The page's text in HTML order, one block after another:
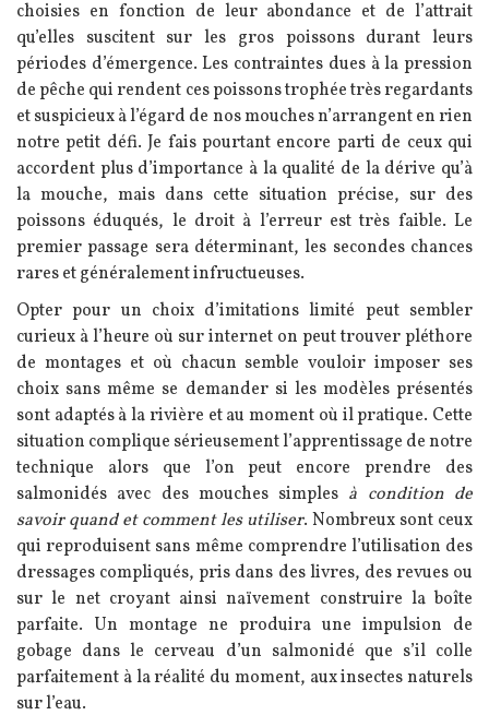
choisies en fonction de leur abondance et de l’attrait
qu’elles suscitent sur les gros poissons durant leurs
périodes d’émergence. Les contraintes dues à la pression
de pêche qui rendent ces poissons trophée très regardants
et suspicieux à l’égard de nos mouches n’arrangent en rien
notre petit défi. Je fais pourtant encore parti de ceux qui
accordent plus d’importance à la qualité de la dérive qu’à
la mouche, mais dans cette situation précise, sur des
poissons éduqués, le droit à l’erreur est très faible. Le
premier passage sera déterminant, les secondes chances
rares et généralement infructueuses.
Opter pour un choix d’imitations limité peut sembler
curieux à l’heure où sur internet on peut trouver pléthore
de montages et où chacun semble vouloir imposer ses
choix sans même se demander si les modèles présentés
sont adaptés à la rivière et au moment où il pratique. Cette
situation complique sérieusement l’apprentissage de notre
technique alors que l’on peut encore prendre des
salmonidés avec des mouches simples à condition de
savoir quand et comment les utiliser. Nombreux sont ceux
qui reproduisent sans même comprendre l’utilisation des
dressages compliqués, pris dans des livres, des revues ou
sur le net croyant ainsi naïvement construire la boîte
parfaite. Un montage ne produira une impulsion de
gobage dans le cerveau d’un salmonidé que s’il colle
parfaitement à la réalité du moment, aux insectes naturels
sur l’eau.